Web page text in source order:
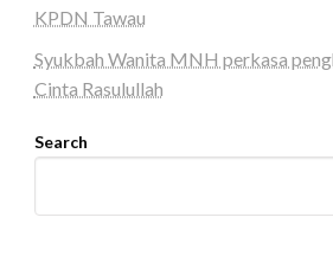
KPDN Tawau
Syukbah Wanita MNH perkasa
Cinta Rasulullah
Search